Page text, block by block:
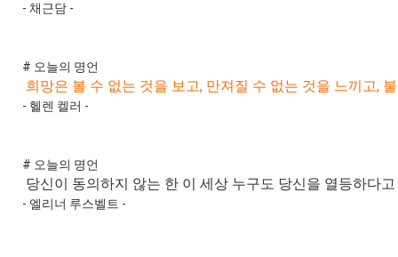
- 채근담 -
# 오늘의 명언
희망은 볼 수 없는 것을 보고, 만져질 수 없는 것을 느끼고,
- 헬렌 켈러 -
# 오늘의 명언
당신이 동의하지 않는 한 이 세상 누구도 당신을 열등하다
- 엘리너 루스벨트 -